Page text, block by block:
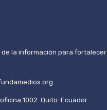
la información para fortalecer
1002. Quito-Ecuador